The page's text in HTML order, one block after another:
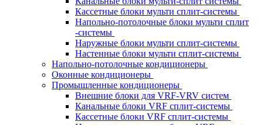
Кассетные блоки мульти сплит-системы
Напольно-потолочные блоки мульти сплит
-системы
Наружные блоки мульти сплит-системы
Настенные блоки мульти сплит-системы
Напольно-потолочные кондиционеры
Оконные кондиционеры
Промышленные кондиционеры
Внешние блоки для VRF-VRV систем
Канальные блоки VRF сплит-системы
Кассетные блоки VRF сплит-системы